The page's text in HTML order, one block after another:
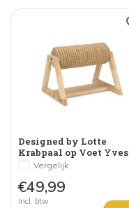
Designed by Lotte
Krabpaal op Voet Yves
Vergelijk
€49,99
Incl. btw